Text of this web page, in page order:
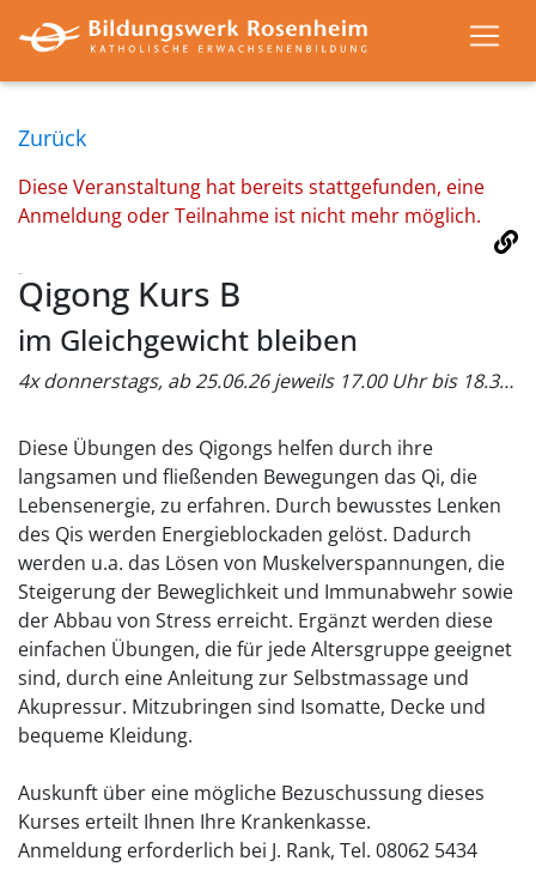
Zurück
Diese Veranstaltung hat bereits stattgefunden, eine
Anmeldung oder Teilnahme ist nicht mehr möglich.
Qigong Kurs B
im Gleichgewicht bleiben
4x donnerstags, ab 25.06.26 jeweils 17.00 Uhr bis 18.30 Uhr
Diese Übungen des Qigongs helfen durch ihre
langsamen und fließenden Bewegungen das Qi, die
Lebensenergie, zu erfahren. Durch bewusstes Lenken
des Qis werden Energieblockaden gelöst. Dadurch
werden u.a. das Lösen von Muskelverspannungen, die
Steigerung der Beweglichkeit und Immunabwehr sowie
der Abbau von Stress erreicht. Ergänzt werden diese
einfachen Übungen, die für jede Altersgruppe geeignet
sind, durch eine Anleitung zur Selbstmassage und
Akupressur. Mitzubringen sind Isomatte, Decke und
bequeme Kleidung.
Auskunft über eine mögliche Bezuschussung dieses
Kurses erteilt Ihnen Ihre Krankenkasse.
Anmeldung erforderlich bei J. Rank, Tel. 08062 5434